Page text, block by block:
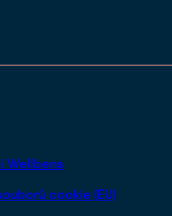
Wellbens
cookie (EU)